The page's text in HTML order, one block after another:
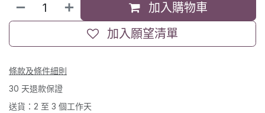
加入購物車
加入願望清單
條款及條件細則
30 天退款保證
送貨：2 至 3 個工作天